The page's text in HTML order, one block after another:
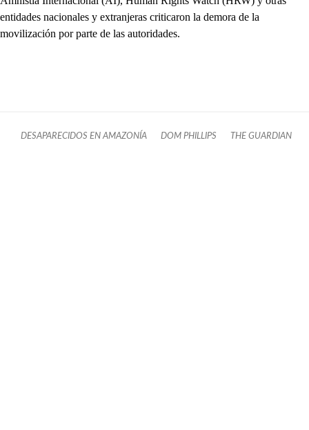
entidades nacionales y extranjeras criticaron la demora de la
movilización por parte de las autoridades.
DESAPARECIDOS EN AMAZONÍA DOM PHILLIPS THE GUARDIAN